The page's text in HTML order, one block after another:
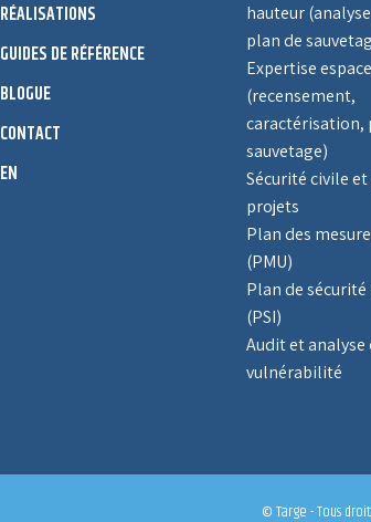
RÉALISATIONS
GUIDES DE RÉFÉRENCE
BLOGUE
CONTACT
EN
hauteur
plan de
Expertise
(recensement,
caractérisation,
sauvetage)
Sécurité civile
projets
Plan des
(PMU)
Plan de
(PSI)
Audit et analyse
vulnérabilité
© Targe - Tous